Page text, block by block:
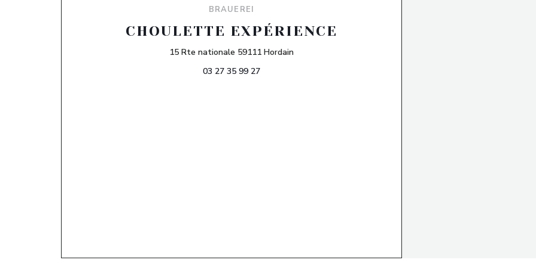
BRAUEREI
CHOULETTE EXPÉRIENCE
15 Rte nationale 59111 Hordain((öffnet ein neues Fenster))
03 27 35 99 27